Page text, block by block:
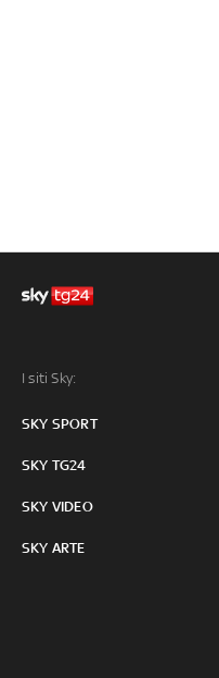
I siti Sky:
SKY SPORT
SKY TG24
SKY VIDEO
SKY ARTE